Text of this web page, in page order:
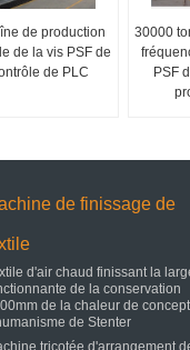
de production
de la vis PSF de
de PLC
30000
PSF
de finissage de
d'air chaud finissant la
de la conservation
de la chaleur de
de Stenter
tricotée d'arrangement